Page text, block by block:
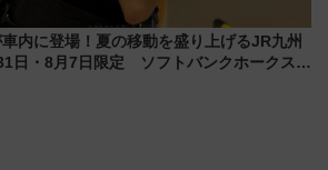
内に登場！夏の移動を盛り上げるJR九州
日・8月7日限定 ソフトバンクホークスと